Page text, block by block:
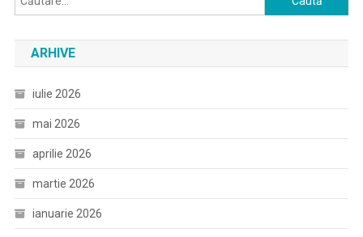
după:
ARHIVE
iulie 2026
mai 2026
aprilie 2026
martie 2026
ianuarie 2026